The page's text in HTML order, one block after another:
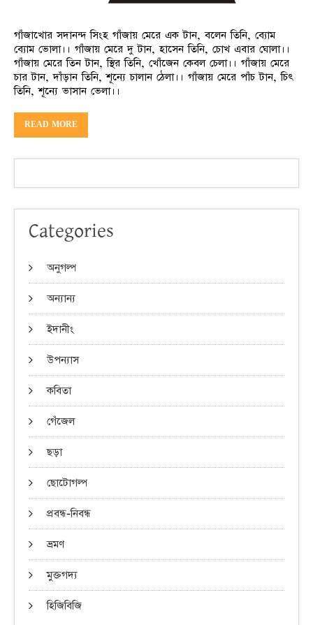
গাঁজাখোর সদানন্দ সিংহ গাঁজায় মেরে এক টান, বলেন তিনি, ব্যোম
ব্যোম ভোলা।। গাঁজায় মেরে দু টান, হাসেন তিনি, চোখ এবার ঘোলা।।
গাঁজায় মেরে তিন টান, স্থির তিনি, খোঁজেন কেবল চেলা।। গাঁজায় মেরে
চার টান, দাঁড়ান তিনি, শূন্যে চালান ঠেলা।। গাঁজায় মেরে পাঁচ টান, চিৎ
তিনি, শূন্যে ভাসান ভেলা।।
READ MORE
Categories
অনুগল্প
অন্যান্য
ইদানীং
উপন্যাস
কবিতা
গেঁজেল
ছড়া
ছোটোগল্প
প্রবন্ধ-নিবন্ধ
ভ্রমণ
মুক্তগদ্য
হিজিবিজি